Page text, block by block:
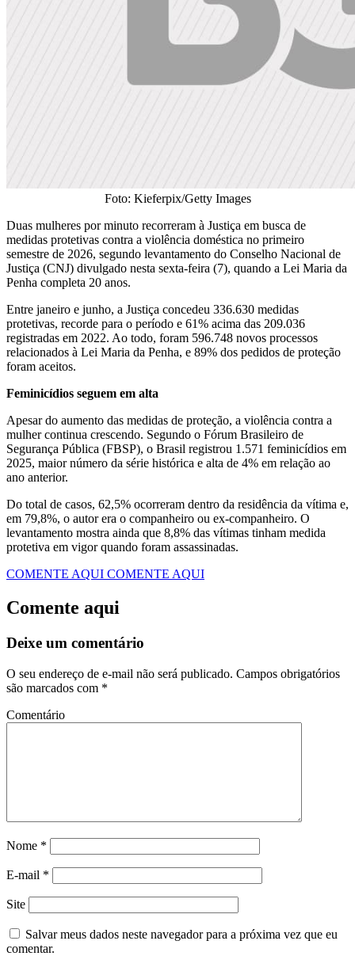
Foto: Kieferpix/Getty Images
Duas mulheres por minuto recorreram à Justiça em busca de
medidas protetivas contra a violência doméstica no primeiro
semestre de 2026, segundo levantamento do Conselho Nacional de
Justiça (CNJ) divulgado nesta sexta-feira (7), quando a Lei Maria da
Penha completa 20 anos.
Entre janeiro e junho, a Justiça concedeu 336.630 medidas
protetivas, recorde para o período e 61% acima das 209.036
registradas em 2022. Ao todo, foram 596.748 novos processos
relacionados à Lei Maria da Penha, e 89% dos pedidos de proteção
foram aceitos.
Feminicídios seguem em alta
Apesar do aumento das medidas de proteção, a violência contra a
mulher continua crescendo. Segundo o Fórum Brasileiro de
Segurança Pública (FBSP), o Brasil registrou 1.571 feminicídios em
2025, maior número da série histórica e alta de 4% em relação ao
ano anterior.
Do total de casos, 62,5% ocorreram dentro da residência da vítima e,
em 79,8%, o autor era o companheiro ou ex-companheiro. O
levantamento mostra ainda que 8,8% das vítimas tinham medida
protetiva em vigor quando foram assassinadas.
COMENTE AQUI COMENTE AQUI
Comente aqui
Deixe um comentário
O seu endereço de e-mail não será publicado. Campos obrigatórios
são marcados com *
Comentário
Nome *
E-mail *
Site
Salvar meus dados neste navegador para a próxima vez que eu
comentar.